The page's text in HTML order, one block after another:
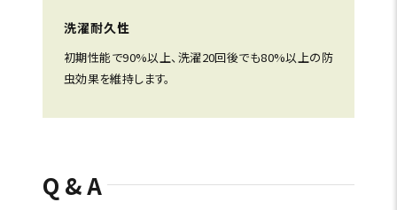
洗濯耐久性
初期性能で90%以上、洗濯20回後でも80%以上の防
虫効果を維持します。
Q&A